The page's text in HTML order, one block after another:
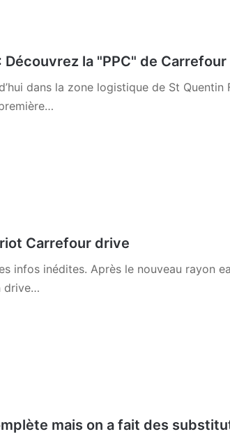
Découvrez la "PPC" de Carrefour
dans la zone logistique de St Quentin
Carrefour drive
infos inédites. Après le nouveau rayon
drive…
mais on a fait des